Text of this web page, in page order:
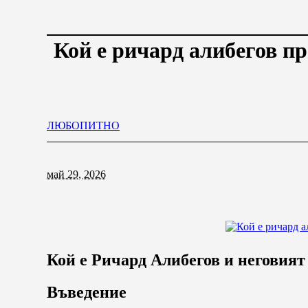
Кой е ричард алибегов
ЛЮБОПИТНО
май 29, 2026
Кой е Ричард Алибегов и неговият
Въведение